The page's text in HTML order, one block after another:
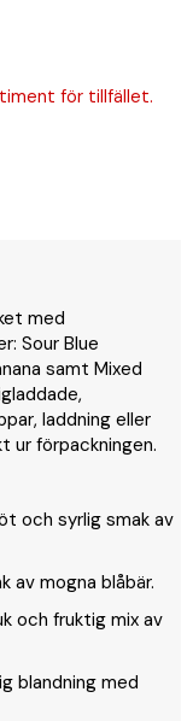
för tillfället.
med
Sour Blue
samt Mixed
laddning eller
ur förpackningen.
och syrlig smak av
av mogna blåbär.
och fruktig mix av
blandning med